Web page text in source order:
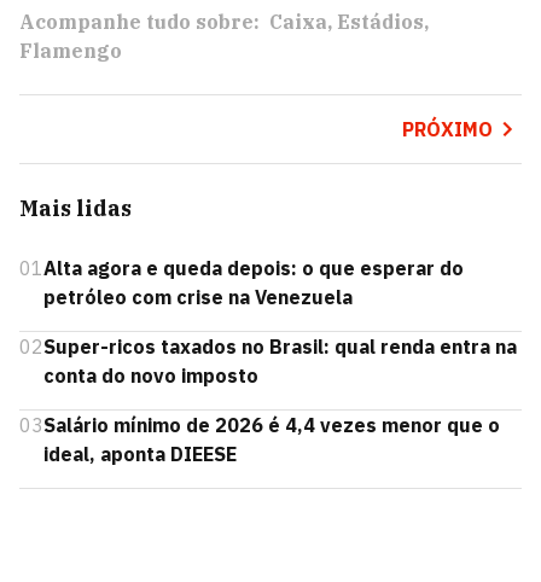
Acompanhe tudo sobre: Caixa Estádios
Flamengo
PRÓXIMO
Mais lidas
01Alta agora e queda depois: o que esperar do
petróleo com crise na Venezuela
02Super-ricos taxados no Brasil: qual renda entra na
conta do novo imposto
03Salário mínimo de 2026 é 4,4 vezes menor que o
ideal, aponta DIEESE